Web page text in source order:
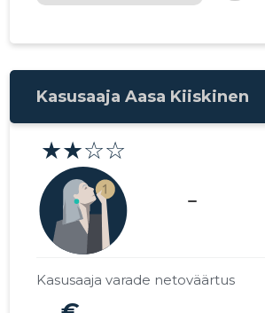
Kasusaaja Aasa Kiiskinen
★★☆☆
check_indeterminate_small
Kasusaaja varade netoväärtus